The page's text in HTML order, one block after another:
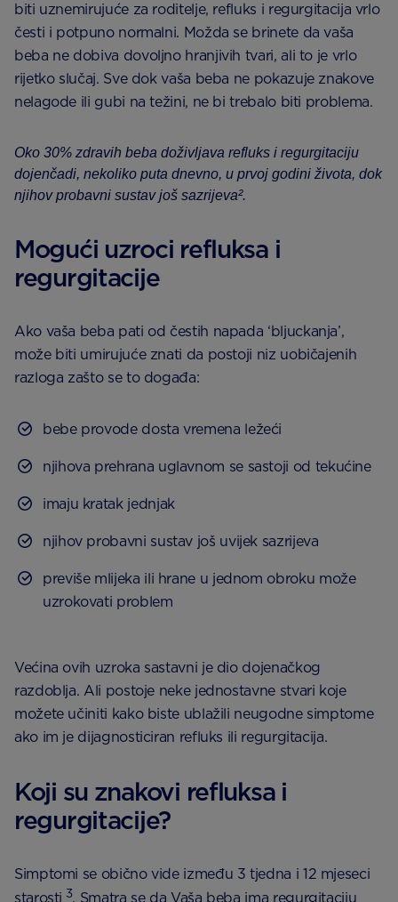
biti uznemirujuće za roditelje, refluks i regurgitacija vrlo
česti i potpuno normalni. Možda se brinete da vaša
beba ne dobiva dovoljno hranjivih tvari, ali to je vrlo
rijetko slučaj. Sve dok vaša beba ne pokazuje znakove
nelagode ili gubi na težini, ne bi trebalo biti problema.
Oko 30% zdravih beba doživljava refluks i regurgitaciju
dojenčadi, nekoliko puta dnevno, u prvoj godini života, dok
njihov probavni sustav još sazrijeva².
Mogući uzroci refluksa i
regurgitacije
Ako vaša beba pati od čestih napada ‘bljuckanja’,
može biti umirujuće znati da postoji niz uobičajenih
razloga zašto se to događa:
bebe provode dosta vremena ležeći
njihova prehrana uglavnom se sastoji od tekućine
imaju kratak jednjak
njihov probavni sustav još uvijek sazrijeva
previše mlijeka ili hrane u jednom obroku može
uzrokovati problem
Većina ovih uzroka sastavni je dio dojenačkog
razdoblja. Ali postoje neke jednostavne stvari koje
možete učiniti kako biste ublažili neugodne simptome
ako im je dijagnosticiran refluks ili regurgitacija.
Koji su znakovi refluksa i
regurgitacije?
Simptomi se obično vide između 3 tjedna i 12 mjeseci
3